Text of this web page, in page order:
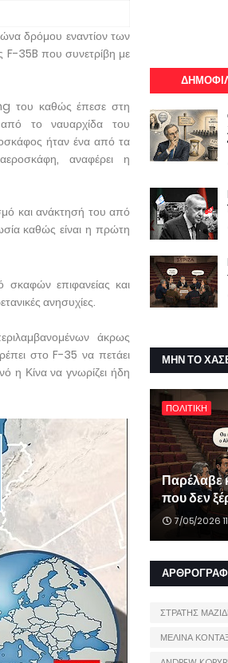
δρόμου εναντίον των
F-35B που συνετρίβη με
του καθώς έπεσε στη
το ναυαρχίδα του
ήταν ένα από τα
αναφέρει η
και ανάκτησή του από
καθώς είναι η πρώτη
επιφανείας και
ανησυχίες.
άκρως
στο F-35 να πετάει
η Κίνα να γνωρίζει ήδη
ΜΗΝ ΤΟ
ΠΟΛΙΤΙΚΗ
Παρέλαβε
που δεν
7/05/2026
ΣΤΡΑΤΗΣ
ΜΕΛΙΝΑ